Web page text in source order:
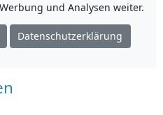
und Analysen weiter.
Datenschutzerklärung